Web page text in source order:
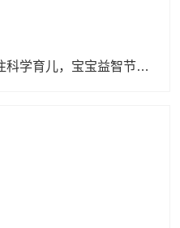
关注科学育儿，宝宝益智节目《528宝宝智趣欢乐汇》定档